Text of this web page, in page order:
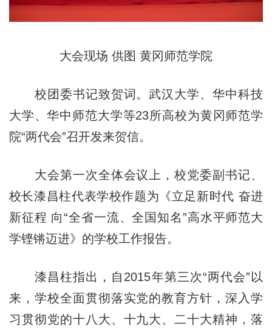
大会现场 供图 黄冈师范学院
校团委书记致贺词。武汉大学、华中科技
大学、华中师范大学等23所高校为黄冈师范学
院“两代会”召开发来贺信。
大会第一次全体会议上，校党委副书记、
校长漆昌柱代表学校作题为《立足新时代 奋进
新征程 向“全省一流、全国知名”高水平师范大
学铿锵迈进》的学校工作报告。
漆昌柱指出，自2015年第三次“两代会”以
来，学校全面贯彻落实党的教育方针，深入学
习贯彻党的十八大、十九大、二十大精神，落